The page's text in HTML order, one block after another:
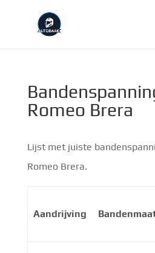
Romeo Brera
Lijst met juiste
Romeo Brera.
Aandrijving